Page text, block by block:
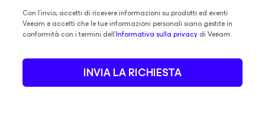
Con l'invio, accetti di ricevere informazioni su prodotti ed eventi
Veeam e accetti che le tue informazioni personali siano gestite in
conformità con i termini dell'Informativa sulla privacy di Veeam.
INVIA LA RICHIESTA